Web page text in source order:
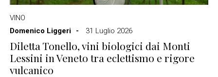
VINO
Domenico Liggeri
31 Luglio 2026
Diletta Tonello, vini biologici dai Monti
Lessini in Veneto tra eclettismo e rigore
vulcanico